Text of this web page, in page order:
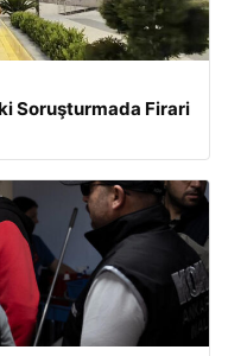
Soruşturmada Firari